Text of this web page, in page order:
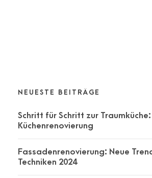
NEUESTE BEITRÄGE
Schritt für Schritt zur
Küchenrenovierung
Fassadenrenovierung: Neue
Techniken 2024